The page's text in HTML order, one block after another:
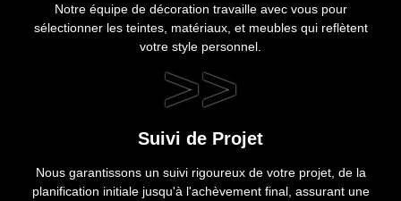
Notre équipe de décoration travaille avec vous pour
sélectionner les teintes, matériaux, et meubles qui reflètent
votre style personnel.
>>
Suivi de Projet
Nous garantissons un suivi rigoureux de votre projet, de la
planification initiale jusqu'à l'achèvement final, assurant une